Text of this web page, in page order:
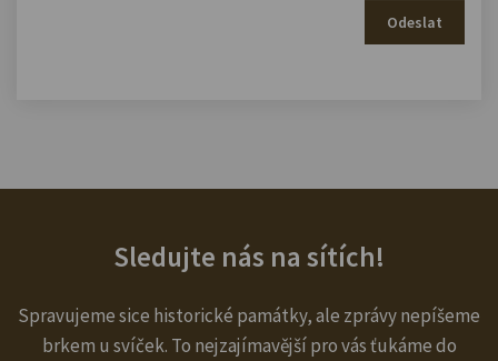
Odeslat
Sledujte nás na sítích!
Spravujeme sice historické památky, ale zprávy nepíšeme
brkem u svíček. To nejzajímavější pro vás ťukáme do